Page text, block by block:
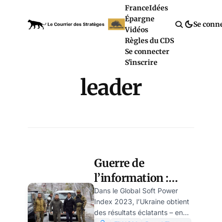
FranceIdées
Épargne
Vidéos
Règles du CDS
Se connecter
S'inscrire
Se
leader
Guerre de
l’information :
succès de marque
pour Zelensky ?
Dans le Global Soft Power
Index 2023, l’Ukraine obtient
des résultats éclatants – en